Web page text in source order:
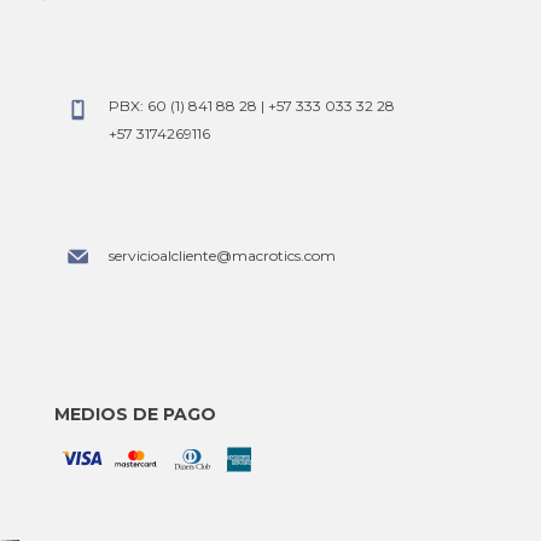
PBX: 60 (1) 841 88 28 | +57 333 033 32 28
+57 3174269116
servicioalcliente@macrotics.com
MEDIOS DE PAGO